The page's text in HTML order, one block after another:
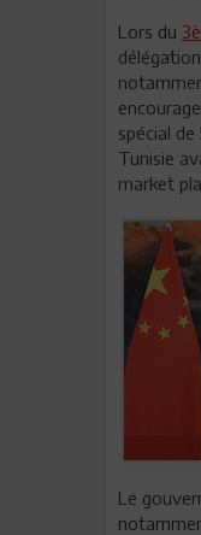
Lors du
spécial
Tunisie
market
Le